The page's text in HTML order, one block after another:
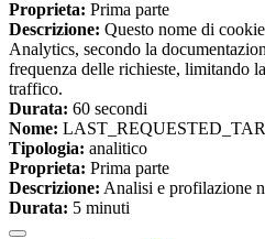
Proprieta: Prima parte
Descrizione: Questo nome di
Analytics, secondo la
frequenza delle richieste, limitando
traffico.
Durata: 60 secondi
Nome:
Tipologia: analitico
Proprieta: Prima parte
Descrizione: Analisi e profilazione
Durata: 5 minuti